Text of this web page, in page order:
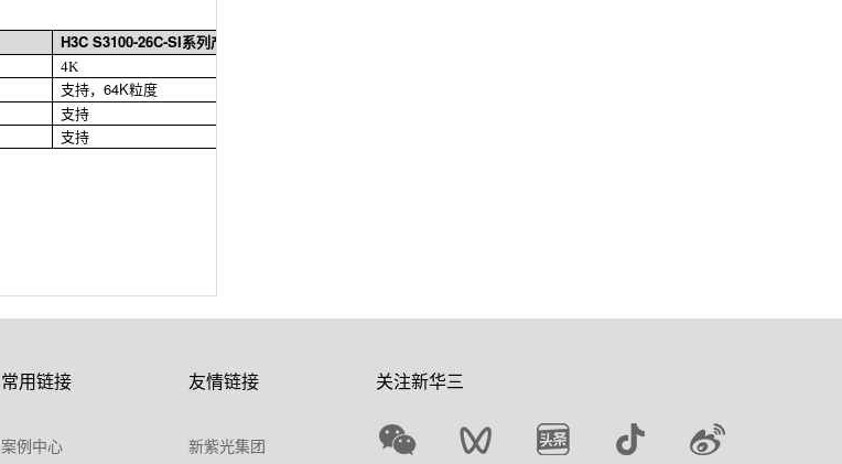
H3C S3100-26C-SI系列产品
4K
支持， 64K粒度
支持
支持
常用链接
案例中心
友情链接
新紫光集团
关注新华三